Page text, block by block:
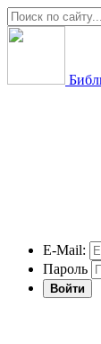
E-Mail:
Пароль
Войти